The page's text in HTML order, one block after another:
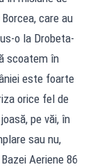
care au
o la Drobeta-
scoatem în
este foarte
orice fel de
pe văi, în
sau nu,
Aeriene 86